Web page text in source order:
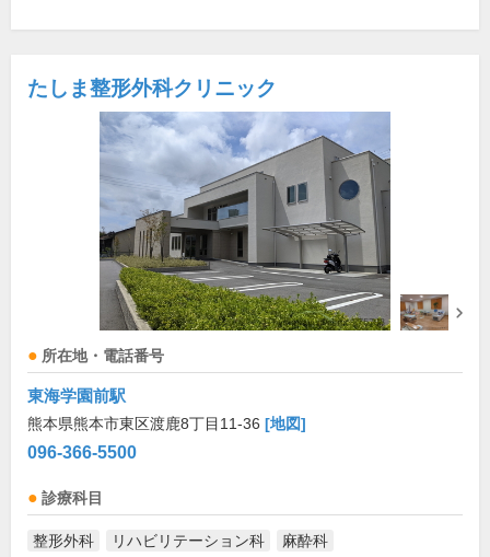
たしま整形外科クリニック
所在地・電話番号
東海学園前駅
熊本県熊本市東区渡鹿8丁目11-36 [地図]
096-366-5500
診療科目
整形外科 リハビリテーション科 麻酔科